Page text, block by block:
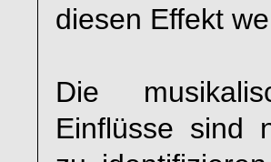
diesen Effekt
Die
Einflüsse sind